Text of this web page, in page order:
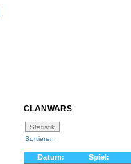
CLANWARS
Sortieren:
Datum: Spiel: